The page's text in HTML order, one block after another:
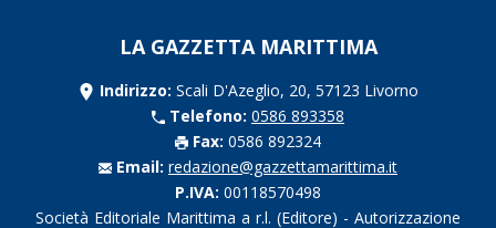
LA GAZZETTA MARITTIMA
Indirizzo: Scali D'Azeglio, 20, 57123 Livorno
Telefono: 0586 893358
Fax: 0586 892324
Email: redazione@gazzettamarittima.it
P.IVA: 00118570498
Società Editoriale Marittima a r.l. (Editore) - Autorizzazione